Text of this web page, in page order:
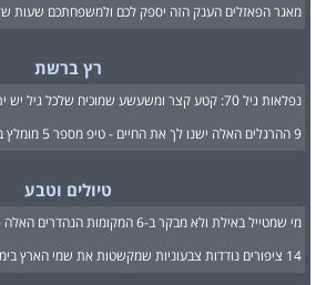
מאגר הפאזלים הענק הזה יספק לכם ולמשפחתכם שעות
רץ ברשת
נפלאות גיל 70: קטע קצר ומשעשע שמוכיח שלכל גיל יש יתרונות!
9 ההרגלים האלה ישנו לך את החיים - טיפ מספר 5 מומלץ בחום!
טיולים וטבע
מי שמטייל באילת ולא מבקר ב-6 המקומות הנהדרים האלה - מפספס!
14 ציפורים נודדות צבעוניות שמקשטות את שמי הארץ בימי האביב